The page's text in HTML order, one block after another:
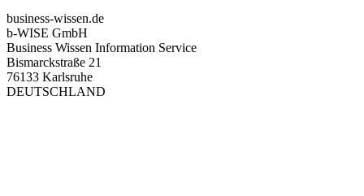
business-wissen.de
b-WISE GmbH
Business Wissen Information Service
Bismarckstraße 21
76133 Karlsruhe
DEUTSCHLAND